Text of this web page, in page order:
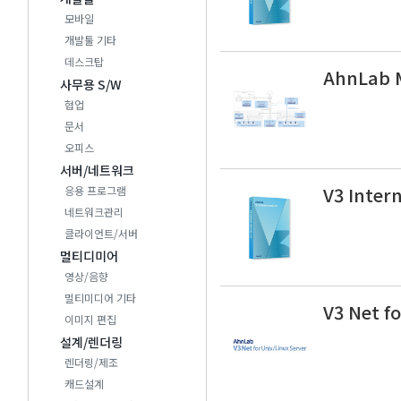
모바일
개발툴 기타
데스크탑
사무용 S/W
협업
문서
오피스
서버/네트워크
응용 프로그램
네트워크관리
클라이언트/서버
멀티디미어
영상/음향
멀티미디어 기타
이미지 편집
설계/렌더링
렌더링/제조
캐드설계
AhnLab
V3
V3 Net